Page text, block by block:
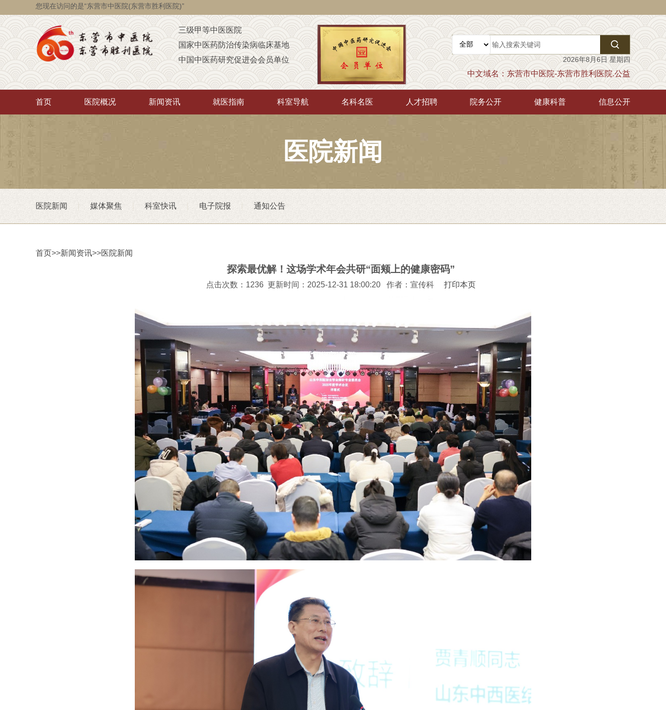
您现在访问的是“东营市中医院(东营市胜利医院)”
三级甲等中医医院
国家中医药防治传染病临床基地
中国中医药研究促进会会员单位
省级智障儿童康复机构
山东省AAA级定点医疗机构
首批省卫生厅“优质护理服务示范工程”
潍坊医学院（非直属）附属医院
2026年8月6日 星期四

中文域名：东营市中医院-东营市胜利医院.公益
首页 医院概况 新闻资讯 就医指南 科室导航 名科名医 人才招聘 院务公开 健康科普 信息公开
医院新闻
医院新闻 媒体聚焦 科室快讯 电子院报 通知公告
首页>>新闻资讯>>医院新闻
探索最优解！这场学术年会共研“面颊上的健康密码”
点击次数：1236 更新时间：2025-12-31 18:00:20 作者：宣传科 打印本页